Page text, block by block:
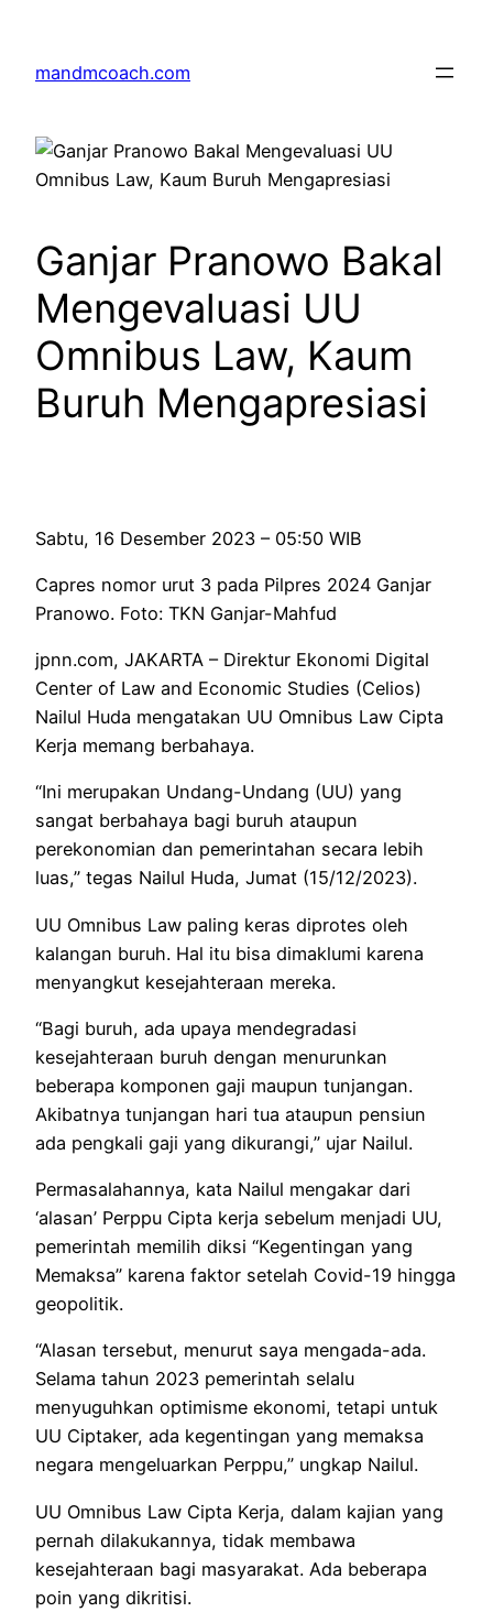
content
mandmcoach.com
Ganjar Pranowo Bakal
Mengevaluasi UU
Omnibus Law, Kaum
Buruh Mengapresiasi
Sabtu, 16 Desember 2023 – 05:50 WIB
Capres nomor urut 3 pada Pilpres 2024 Ganjar
Pranowo. Foto: TKN Ganjar-Mahfud
jpnn.com, JAKARTA – Direktur Ekonomi Digital
Center of Law and Economic Studies (Celios)
Nailul Huda mengatakan UU Omnibus Law Cipta
Kerja memang berbahaya.
“Ini merupakan Undang-Undang (UU) yang
sangat berbahaya bagi buruh ataupun
perekonomian dan pemerintahan secara lebih
luas,” tegas Nailul Huda, Jumat (15/12/2023).
UU Omnibus Law paling keras diprotes oleh
kalangan buruh. Hal itu bisa dimaklumi karena
menyangkut kesejahteraan mereka.
“Bagi buruh, ada upaya mendegradasi
kesejahteraan buruh dengan menurunkan
beberapa komponen gaji maupun tunjangan.
Akibatnya tunjangan hari tua ataupun pensiun
ada pengkali gaji yang dikurangi,” ujar Nailul.
Permasalahannya, kata Nailul mengakar dari
‘alasan’ Perppu Cipta kerja sebelum menjadi UU,
pemerintah memilih diksi “Kegentingan yang
Memaksa” karena faktor setelah Covid-19 hingga
geopolitik.
“Alasan tersebut, menurut saya mengada-ada.
Selama tahun 2023 pemerintah selalu
menyuguhkan optimisme ekonomi, tetapi untuk
UU Ciptaker, ada kegentingan yang memaksa
negara mengeluarkan Perppu,” ungkap Nailul.
UU Omnibus Law Cipta Kerja, dalam kajian yang
pernah dilakukannya, tidak membawa
kesejahteraan bagi masyarakat. Ada beberapa
poin yang dikritisi.